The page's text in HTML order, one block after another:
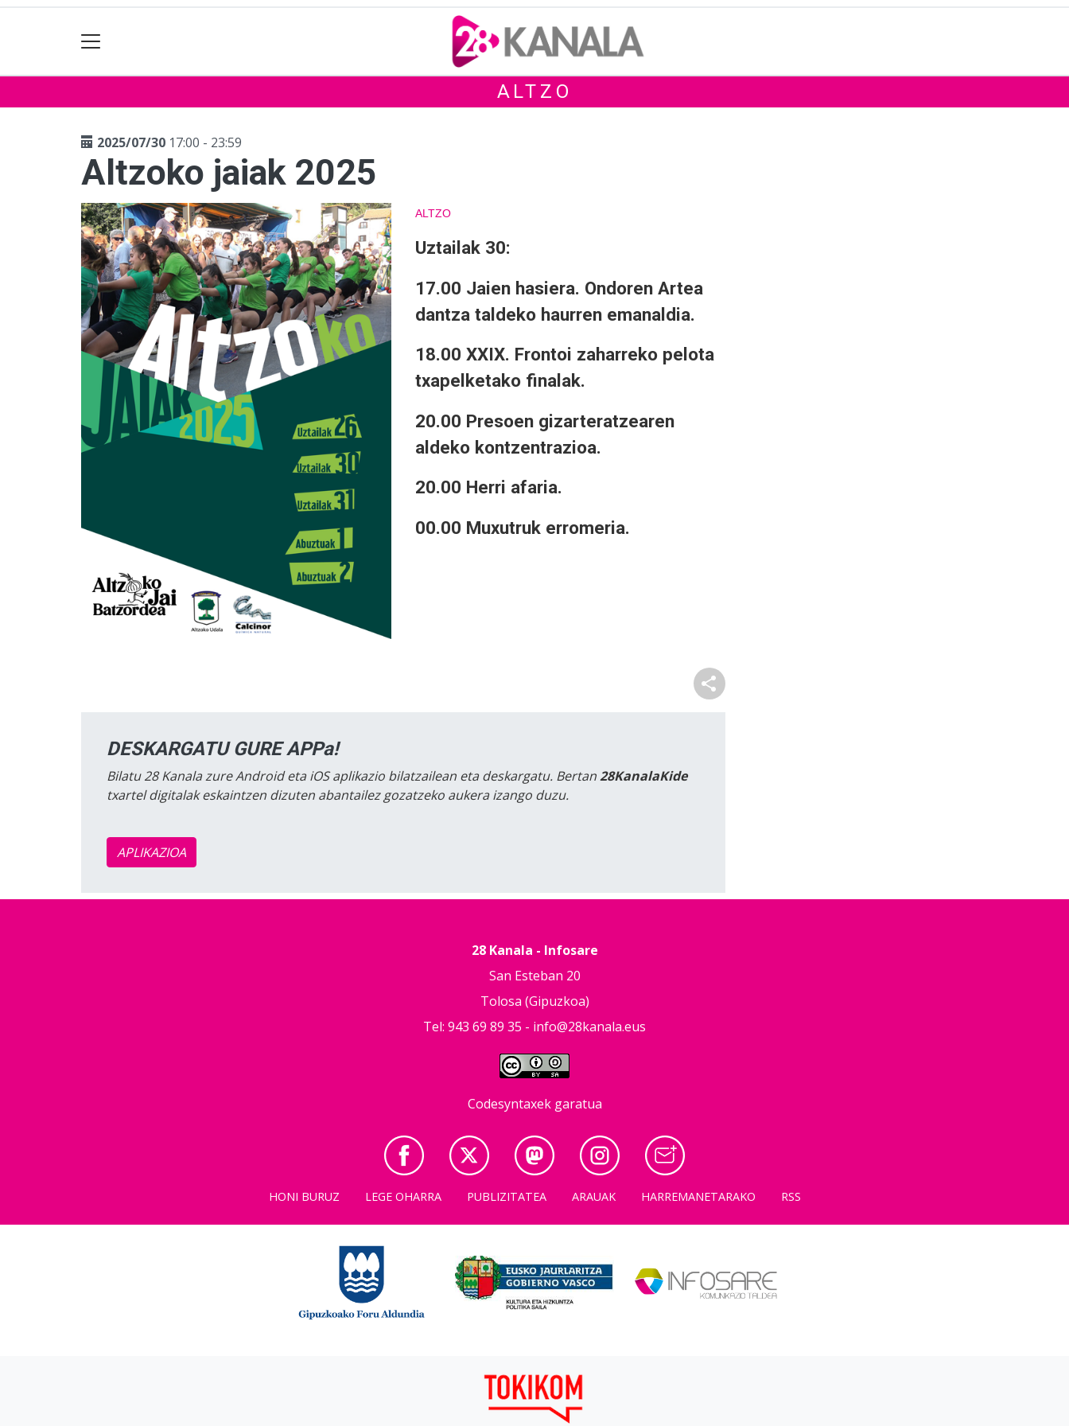
ALTZO
2025/07/30 17:00 - 23:59
Altzoko jaiak 2025
ALTZO
Uztailak 30:
17.00 Jaien hasiera. Ondoren Artea
dantza taldeko haurren emanaldia.
18.00 XXIX. Frontoi zaharreko pelota
txapelketako finalak.
20.00 Presoen gizarteratzearen
aldeko kontzentrazioa.
20.00 Herri afaria.
00.00 Muxutruk erromeria.
DESKARGATU GURE APPa!
Bilatu 28 Kanala zure Android eta iOS aplikazio bilatzailean eta deskargatu. Bertan28KanalaKide
txartel digitalak eskaintzen dizuten abantailez gozatzeko aukera izango duzu.
APLIKAZIOA
28 Kanala - Infosare
San Esteban 20
Tolosa (Gipuzkoa)
Tel: 943 69 89 35 - info@28kanala.eus
Codesyntaxek garatua
HONI BURUZ LEGE OHARRA PUBLIZITATEA ARAUAK HARREMANETARAKO RSS